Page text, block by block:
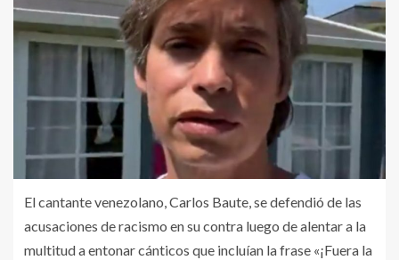
El cantante venezolano, Carlos Baute, se defendió de las
acusaciones de racismo en su contra luego de alentar a la
multitud a entonar cánticos que incluían la frase «¡Fuera la